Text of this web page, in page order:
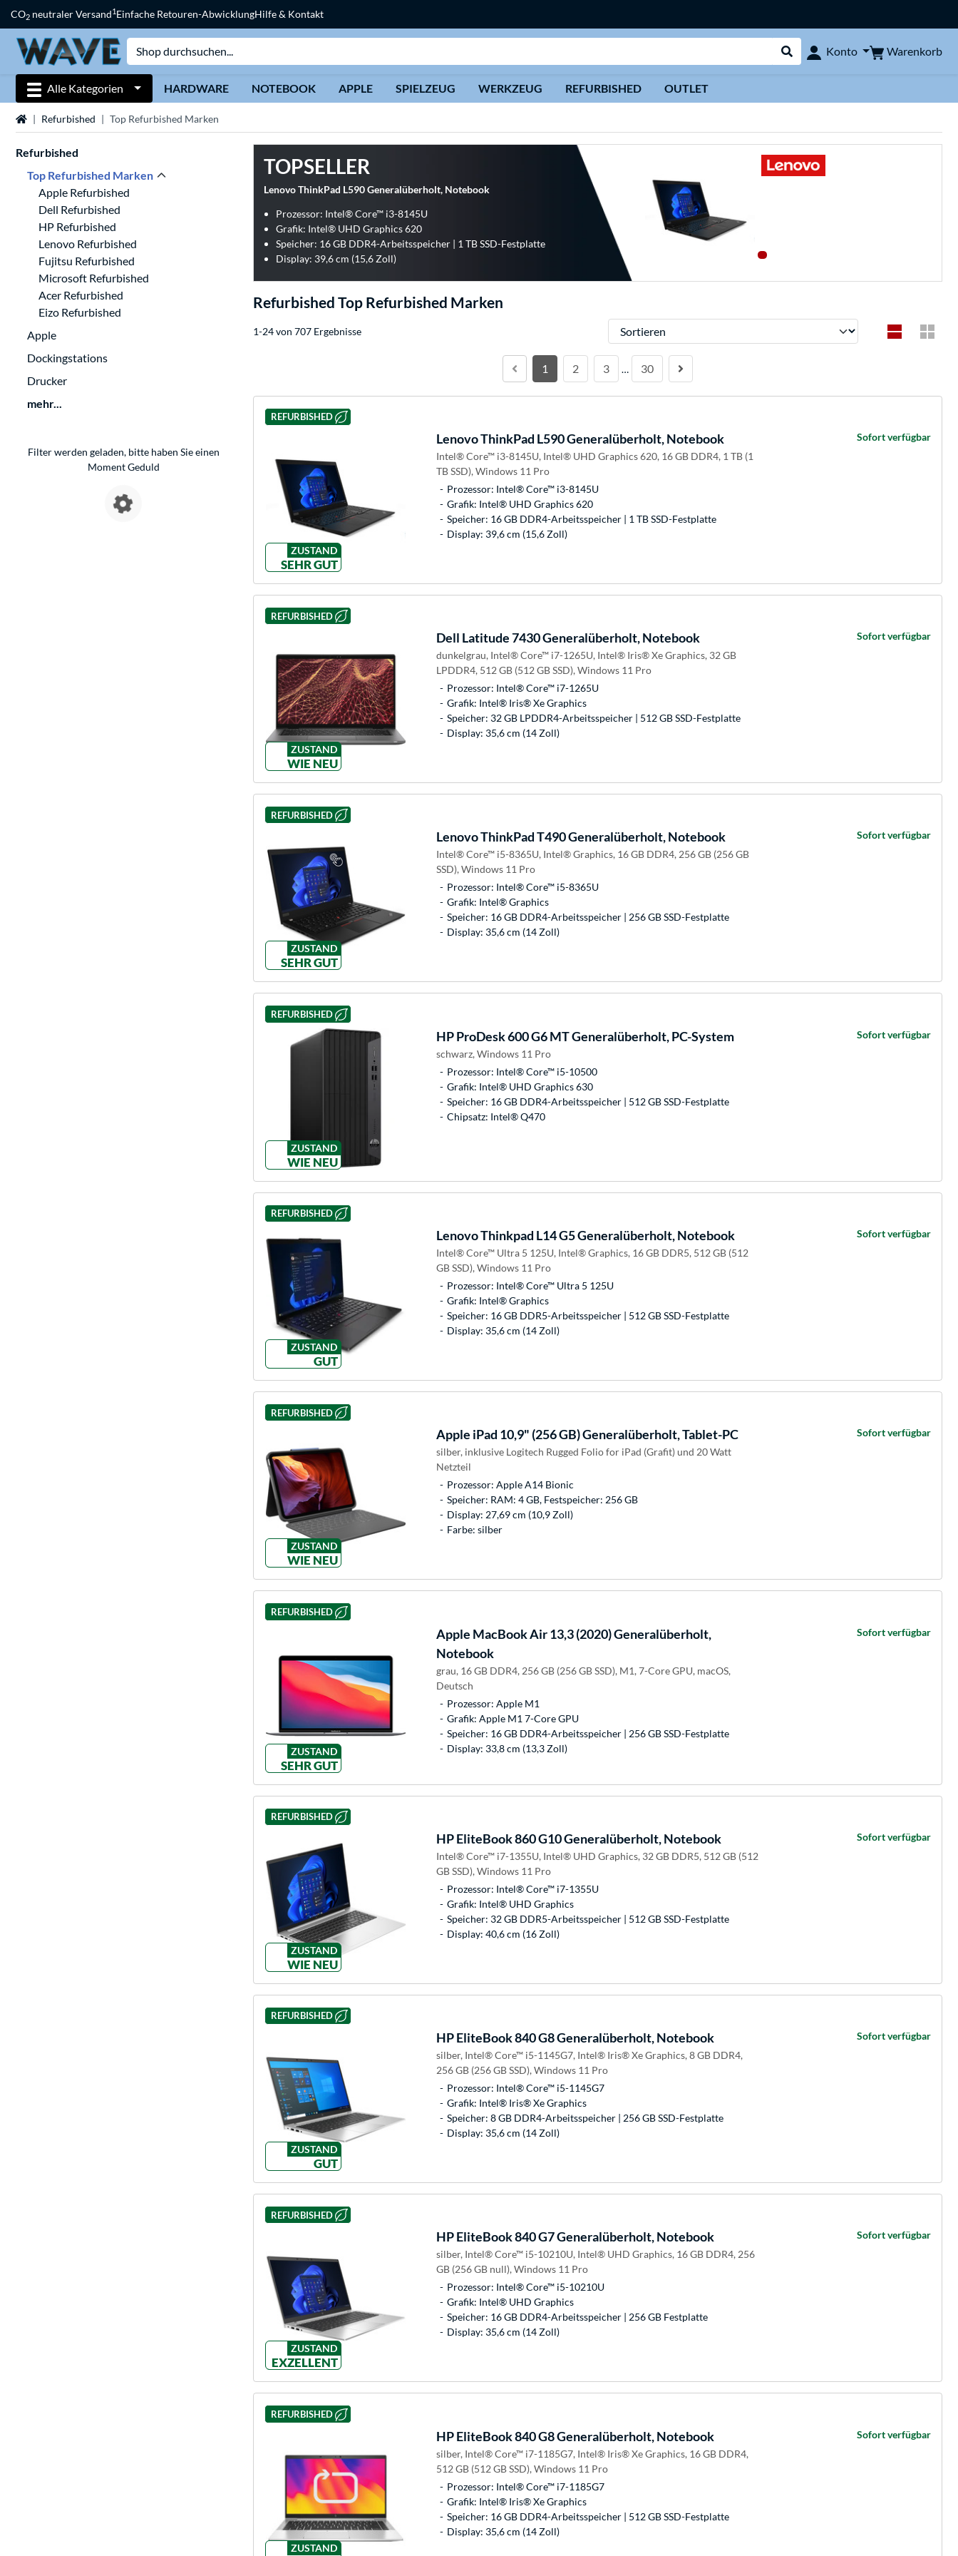
CO2 neutraler Versand1Einfache Retouren-AbwicklungHilfe & Kontakt
Suche durchführen
Konto Warenkorb
Alle Kategorien HARDWARE NOTEBOOK APPLE SPIELZEUG WERKZEUG REFURBISHED OUTLET
StartseiteRefurbished Top Refurbished Marken
Refurbished
Top Refurbished Marken
Apple Refurbished
Dell Refurbished
HP Refurbished
Lenovo Refurbished
Fujitsu Refurbished
Microsoft Refurbished
Acer Refurbished
Eizo Refurbished
Apple
Dockingstations
Drucker
mehr...
Filter werden geladen, bitte haben Sie einen
Moment Geduld
TOPSELLER
Lenovo ThinkPad L590 Generalüberholt, Notebook
Prozessor: Intel® Core™ i3-8145U
Grafik: Intel® UHD Graphics 620
Speicher: 16 GB DDR4-Arbeitsspeicher | 1 TB SSD-Festplatte
Display: 39,6 cm (15,6 Zoll)
Refurbished Top Refurbished Marken
1-24 von 707 Ergebnisse Sortieren
1 2 3 … 30
REFURBISHED
ZUSTAND
SEHR GUT
LenovoThinkPad L590 Generalüberholt, Notebook
Intel® Core™ i3-8145U, Intel® UHD Graphics 620, 16 GB DDR4, 1 TB (1
TB SSD), Windows 11 Pro
Prozessor: Intel® Core™ i3-8145U
Grafik: Intel® UHD Graphics 620
Speicher: 16 GB DDR4-Arbeitsspeicher | 1 TB SSD-Festplatte
Display: 39,6 cm (15,6 Zoll)
Sofort verfügbar
REFURBISHED
ZUSTAND
WIE NEU
Dell Latitude 7430 Generalüberholt, Notebook
dunkelgrau, Intel® Core™ i7-1265U, Intel® Iris® Xe Graphics, 32 GB
LPDDR4, 512 GB (512 GB SSD), Windows 11 Pro
Prozessor: Intel® Core™ i7-1265U
Grafik: Intel® Iris® Xe Graphics
Speicher: 32 GB LPDDR4-Arbeitsspeicher | 512 GB SSD-Festplatte
Display: 35,6 cm (14 Zoll)
Sofort verfügbar
REFURBISHED
ZUSTAND
SEHR GUT
LenovoThinkPad T490 Generalüberholt, Notebook
Intel® Core™ i5-8365U, Intel® Graphics, 16 GB DDR4, 256 GB (256 GB
SSD), Windows 11 Pro
Prozessor: Intel® Core™ i5-8365U
Grafik: Intel® Graphics
Speicher: 16 GB DDR4-Arbeitsspeicher | 256 GB SSD-Festplatte
Display: 35,6 cm (14 Zoll)
Sofort verfügbar
REFURBISHED
ZUSTAND
WIE NEU
HPProDesk 600 G6 MT Generalüberholt, PC-System
schwarz, Windows 11 Pro
Prozessor: Intel® Core™ i5-10500
Grafik: Intel® UHD Graphics 630
Speicher: 16 GB DDR4-Arbeitsspeicher | 512 GB SSD-Festplatte
Chipsatz: Intel® Q470
Sofort verfügbar
REFURBISHED
ZUSTAND
GUT
LenovoThinkpad L14 G5 Generalüberholt, Notebook
Intel® Core™ Ultra 5 125U, Intel® Graphics, 16 GB DDR5, 512 GB (512
GB SSD), Windows 11 Pro
Prozessor: Intel® Core™ Ultra 5 125U
Grafik: Intel® Graphics
Speicher: 16 GB DDR5-Arbeitsspeicher | 512 GB SSD-Festplatte
Display: 35,6 cm (14 Zoll)
Sofort verfügbar
REFURBISHED
ZUSTAND
WIE NEU
Apple iPad 10,9" (256 GB) Generalüberholt, Tablet-PC
silber, inklusive Logitech Rugged Folio for iPad (Grafit) und 20 Watt
Netzteil
Prozessor: Apple A14 Bionic
Speicher: RAM: 4 GB, Festspeicher: 256 GB
Display: 27,69 cm (10,9 Zoll)
Farbe: silber
Sofort verfügbar
REFURBISHED
ZUSTAND
SEHR GUT
Apple MacBook Air 13,3 (2020) Generalüberholt,
Notebook
grau, 16 GB DDR4, 256 GB (256 GB SSD), M1, 7-Core GPU, macOS,
Deutsch
Prozessor: Apple M1
Grafik: Apple M1 7-Core GPU
Speicher: 16 GB DDR4-Arbeitsspeicher | 256 GB SSD-Festplatte
Display: 33,8 cm (13,3 Zoll)
Sofort verfügbar
REFURBISHED
ZUSTAND
WIE NEU
HPEliteBook 860 G10 Generalüberholt, Notebook
Intel® Core™ i7-1355U, Intel® UHD Graphics, 32 GB DDR5, 512 GB (512
GB SSD), Windows 11 Pro
Prozessor: Intel® Core™ i7-1355U
Grafik: Intel® UHD Graphics
Speicher: 32 GB DDR5-Arbeitsspeicher | 512 GB SSD-Festplatte
Display: 40,6 cm (16 Zoll)
Sofort verfügbar
REFURBISHED
ZUSTAND
GUT
HPEliteBook 840 G8 Generalüberholt, Notebook
silber, Intel® Core™ i5-1145G7, Intel® Iris® Xe Graphics, 8 GB DDR4,
256 GB (256 GB SSD), Windows 11 Pro
Prozessor: Intel® Core™ i5-1145G7
Grafik: Intel® Iris® Xe Graphics
Speicher: 8 GB DDR4-Arbeitsspeicher | 256 GB SSD-Festplatte
Display: 35,6 cm (14 Zoll)
Sofort verfügbar
REFURBISHED
ZUSTAND
EXZELLENT
HPEliteBook 840 G7 Generalüberholt, Notebook
silber, Intel® Core™ i5-10210U, Intel® UHD Graphics, 16 GB DDR4, 256
GB (256 GB null), Windows 11 Pro
Prozessor: Intel® Core™ i5-10210U
Grafik: Intel® UHD Graphics
Speicher: 16 GB DDR4-Arbeitsspeicher | 256 GB Festplatte
Display: 35,6 cm (14 Zoll)
Sofort verfügbar
REFURBISHED
ZUSTAND
HPEliteBook 840 G8 Generalüberholt, Notebook
silber, Intel® Core™ i7-1185G7, Intel® Iris® Xe Graphics, 16 GB DDR4,
512 GB (512 GB SSD), Windows 11 Pro
Prozessor: Intel® Core™ i7-1185G7
Grafik: Intel® Iris® Xe Graphics
Speicher: 16 GB DDR4-Arbeitsspeicher | 512 GB SSD-Festplatte
Display: 35,6 cm (14 Zoll)
Sofort verfügbar